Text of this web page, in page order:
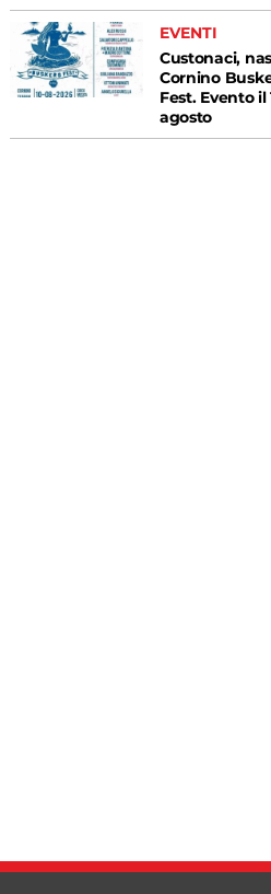
EVENTI
Custonaci,
Cornino
Fest. Evento il
agosto